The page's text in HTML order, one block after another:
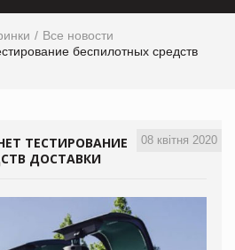
Все новости
беспилотных средств
08 квітня 2020
ТЕСТИРОВАНИЕ
ДОСТАВКИ